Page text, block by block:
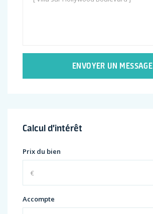
ENVOYER UN MESSAGE
Calcul d’intérêt
Prix du bien
Accompte